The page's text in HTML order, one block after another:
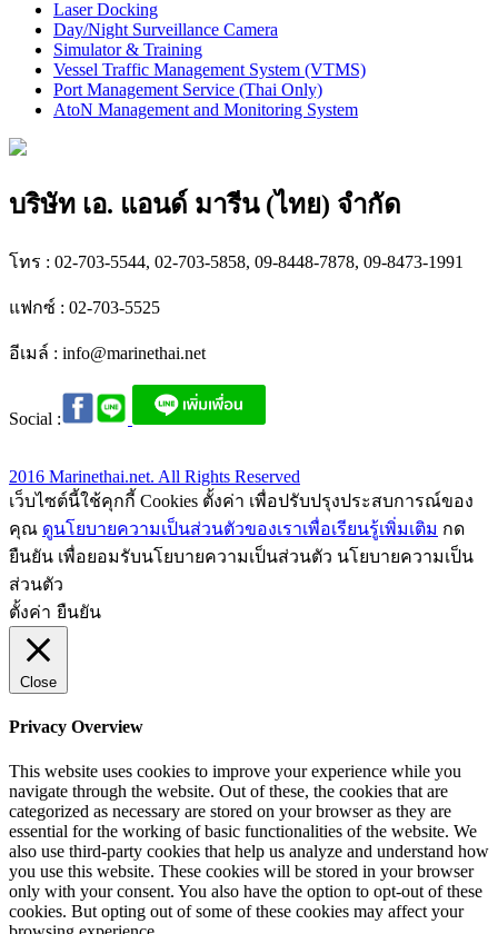
Laser Docking
Day/Night Surveillance Camera
Simulator & Training
Vessel Traffic Management System (VTMS)
Port Management Service (Thai Only)
AtoN Management and Monitoring System
บริษัท เอ. แอนด์ มารีน (ไทย) จำกัด
โทร : 02-703-5544, 02-703-5858, 09-8448-7878, 09-8473-1991
แฟกซ์ : 02-703-5525
อีเมล์ : info@marinethai.net
Social :
2016 Marinethai.net. All Rights Reserved
เว็บไซต์นี้ใช้คุกกี้ Cookies ตั้งค่า เพื่อปรับปรุงประสบการณ์ของ
คุณ ดูนโยบายความเป็นส่วนตัวของเราเพื่อเรียนรู้เพิ่มเติม กด
ยืนยัน เพื่อยอมรับนโยบายความเป็นส่วนตัว นโยบายความเป็น
ส่วนตัว
ตั้งค่า ยืนยัน
Close
Privacy Overview
This website uses cookies to improve your experience while you
navigate through the website. Out of these, the cookies that are
categorized as necessary are stored on your browser as they are
essential for the working of basic functionalities of the website. We
also use third-party cookies that help us analyze and understand how
you use this website. These cookies will be stored in your browser
only with your consent. You also have the option to opt-out of these
cookies. But opting out of some of these cookies may affect your